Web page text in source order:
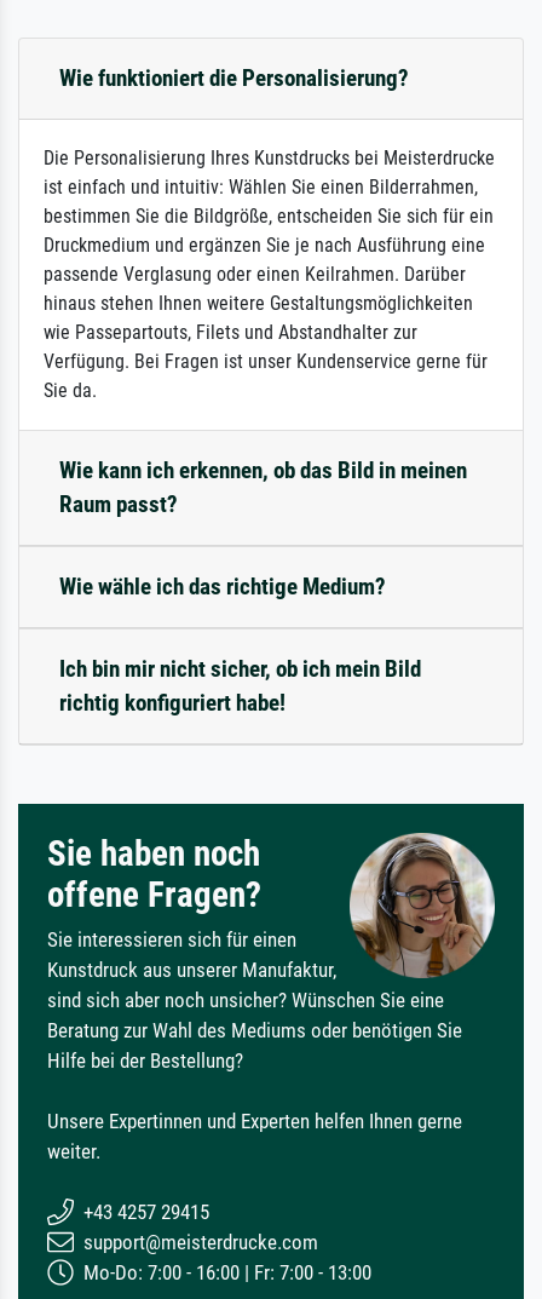
Wie funktioniert die Personalisierung?
Die Personalisierung Ihres Kunstdrucks bei Meisterdrucke
ist einfach und intuitiv: Wählen Sie einen Bilderrahmen,
bestimmen Sie die Bildgröße, entscheiden Sie sich für ein
Druckmedium und ergänzen Sie je nach Ausführung eine
passende Verglasung oder einen Keilrahmen. Darüber
hinaus stehen Ihnen weitere Gestaltungsmöglichkeiten
wie Passepartouts, Filets und Abstandhalter zur
Verfügung. Bei Fragen ist unser Kundenservice gerne für
Sie da.
Wie kann ich erkennen, ob das Bild in meinen
Raum passt?
Wie wähle ich das richtige Medium?
Ich bin mir nicht sicher, ob ich mein Bild
richtig konfiguriert habe!
Sie haben noch
offene Fragen?
Sie interessieren sich für einen
Kunstdruck aus unserer Manufaktur,
sind sich aber noch unsicher? Wünschen Sie eine
Beratung zur Wahl des Mediums oder benötigen Sie
Hilfe bei der Bestellung?
Unsere Expertinnen und Experten helfen Ihnen gerne
weiter.
+43 4257 29415
support@meisterdrucke.com
Mo-Do: 7:00 - 16:00 | Fr: 7:00 - 13:00